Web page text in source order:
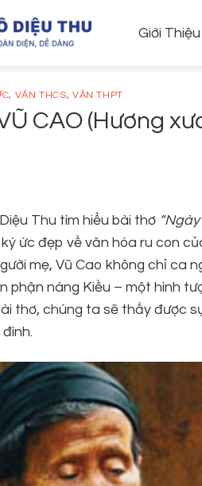
Giới Thiệu
, VĂN THCS, VĂN THPT
CAO (Hương
Thu tìm hiểu bài thơ
ức đẹp về văn hóa ru con
mẹ, Vũ Cao không chỉ ca
phận nàng Kiều – một hình
thơ, chúng ta sẽ thấy được